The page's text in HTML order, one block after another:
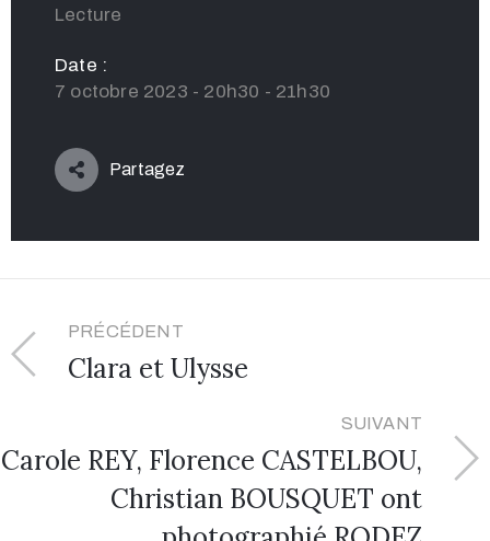
Lecture
Date :
7 octobre 2023 - 20h30 - 21h30
Partagez
PRÉCÉDENT
Clara et Ulysse
SUIVANT
Carole REY, Florence CASTELBOU,
Christian BOUSQUET ont